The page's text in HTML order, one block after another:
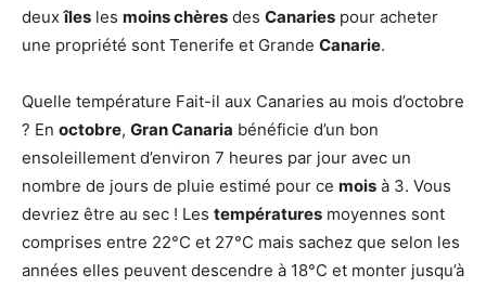
deuxîles les moins chères des Canaries pour acheter
une propriété sont Tenerife et Grande Canarie.
Quelle température Fait-il aux Canaries au mois d’octobre
? En octobre, Gran Canaria bénéficie d’un bon
ensoleillement d’environ 7 heures par jour avec un
nombre de jours de pluie estimé pour ce mois à 3. Vous
devriez être au sec ! Les températures moyennes sont
comprises entre 22°C et 27°C mais sachez que selon les
années elles peuvent descendre à 18°C et monter jusqu’à